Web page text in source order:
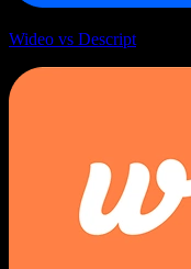
Wideo vs Descript